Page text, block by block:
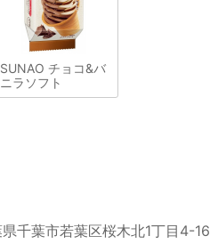
SUNAO チョコ&バ
ニラソフト
千葉市若葉区桜木北1丁目4-16